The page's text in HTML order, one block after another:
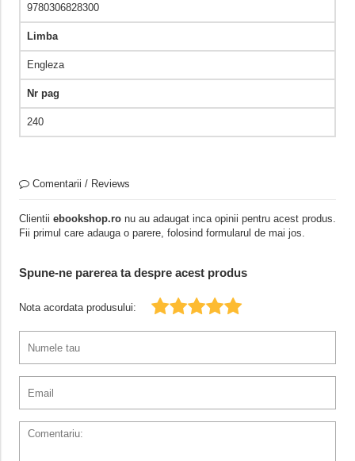
9780306828300
Limba
Engleza
Nr pag
240
Comentarii / Reviews
Clientii ebookshop.ronu au adaugat inca opinii pentru acest produs.
Fii primul care adauga o parere, folosind formularul de mai jos.
Spune-ne parerea ta despre acest produs
Nota acordata produsului: